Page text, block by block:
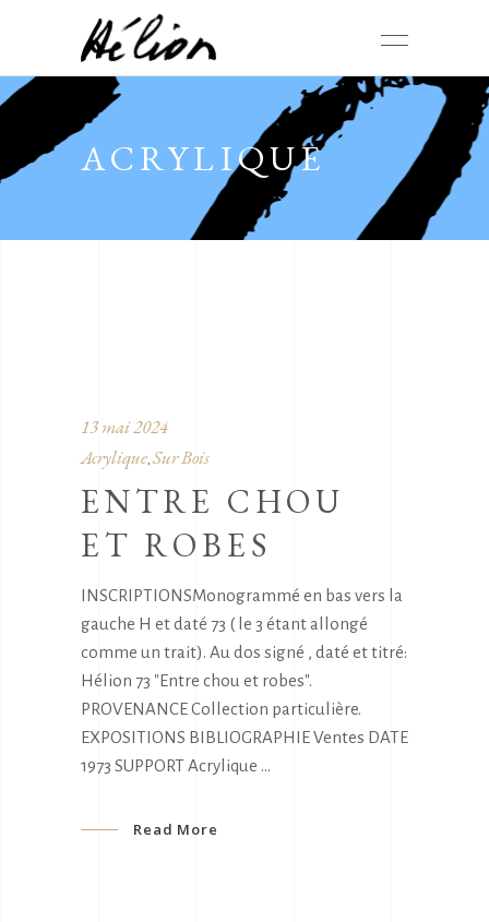
ACRYLIQUE
13 mai 2024
Acrylique, Sur Bois
ENTRE CHOU
ET ROBES
INSCRIPTIONSMonogrammé en bas vers la
gauche H et daté 73 ( le 3 étant allongé
comme un trait). Au dos signé , daté et titré:
Hélion 73 "Entre chou et robes".
PROVENANCE Collection particulière.
EXPOSITIONS BIBLIOGRAPHIE Ventes DATE
1973 SUPPORT Acrylique
Read More